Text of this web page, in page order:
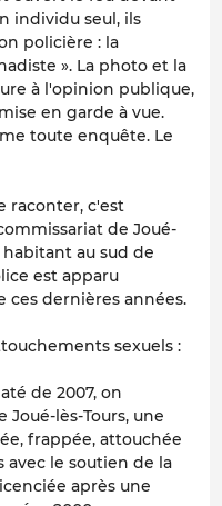
individu seul, ils
policière : la
». La photo et la
à l'opinion publique,
en garde à vue.
toute enquête. Le
raconter, c'est
de Joué-
habitant au sud de
est apparu
ces dernières années.
sexuels :
de 2007, on
lès-Tours, une
frappée, attouchée
avec le soutien de la
après une